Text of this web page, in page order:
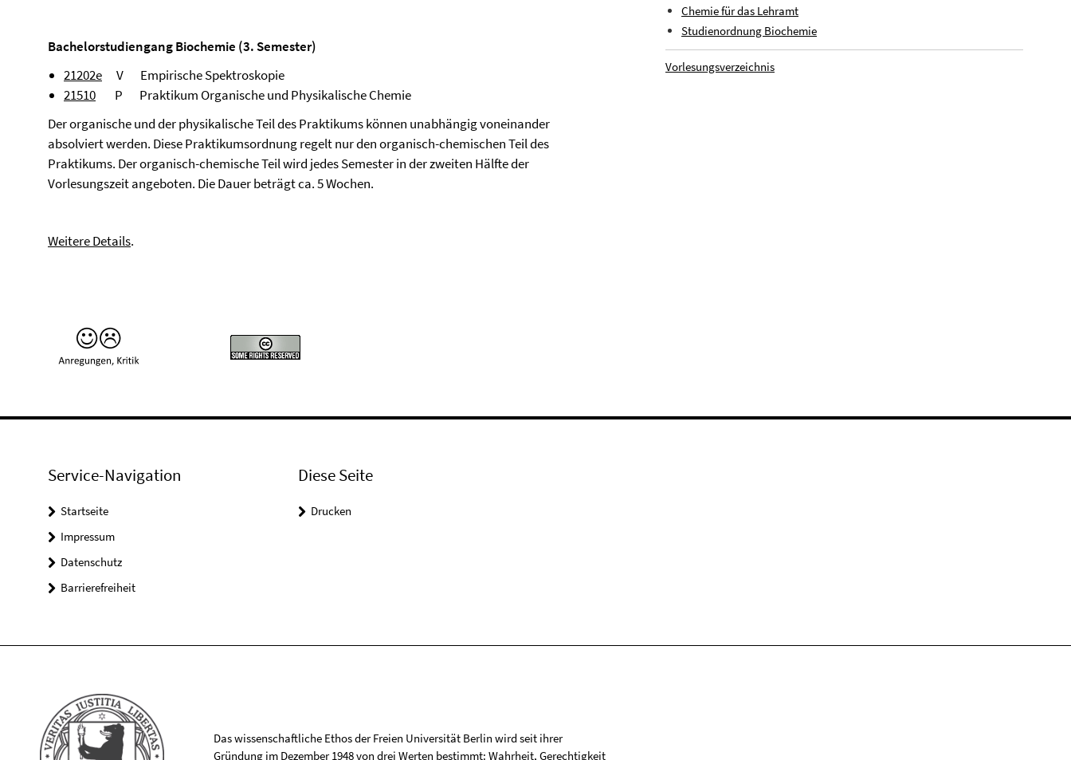
Bachelorstudiengang Biochemie (3. Semester)
21202e V Empirische Spektroskopie
21510 P Praktikum Organische und Physikalische Chemie
Der organische und der physikalische Teil des Praktikums können unabhängig voneinander
absolviert werden. Diese Praktikumsordnung regelt nur den organisch-chemischen Teil des
Praktikums. Der organisch-chemische Teil wird jedes Semester in der zweiten Hälfte der
Vorlesungszeit angeboten. Die Dauer beträgt ca. 5 Wochen.
Weitere Details.
Chemie für das Lehramt
Studienordnung Biochemie
Vorlesungsverzeichnis
Service-Navigation
Startseite
Impressum
Datenschutz
Barrierefreiheit
Diese Seite
Drucken
Das wissenschaftliche Ethos der Freien Universität Berlin wird seit ihrer
Gründung im Dezember 1948 von drei Werten bestimmt: Wahrheit, Gerechtigkeit